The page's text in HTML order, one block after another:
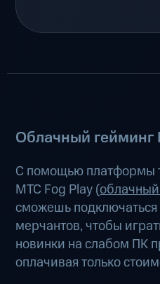
Облачный гейминг
С помощью платформы
МТС Fog Play (
сможешь
мерчантов, чтобы
новинки на слабом ПК
оплачивая только